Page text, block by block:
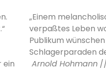
ein
„Einem
verpaßtes Leben
Publikum
Schlagerparaden
Arnold Hohmann